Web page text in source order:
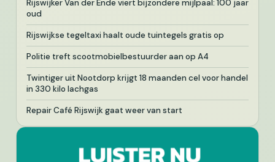
Rijswijker Van der Ende viert bijzondere mijlpaal: 100 jaar
oud
Rijswijkse tegeltaxi haalt oude tuintegels gratis op
Politie treft scootmobielbestuurder aan op A4
Twintiger uit Nootdorp krijgt 18 maanden cel voor handel
in 330 kilo lachgas
Repair Café Rijswijk gaat weer van start